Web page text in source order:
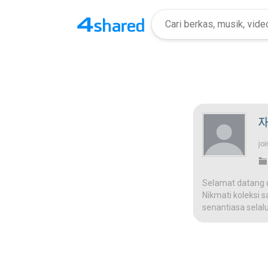
Selamat datang
Nikmati koleksi
senantiasa